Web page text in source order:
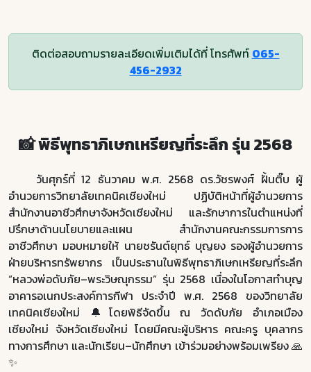
ติดต่อสอบถามรายละเอียดเพิ่มเติมได้ที่ โทรศัพท์ 065-
456-2932
📸 พิธีพุทธาภิเษกเหรียญที่ระลึก รุ่น 2568
วันศุกร์ที่ 12 ธันวาคม พ.ศ. 2568 ดร.วัชรพงศ์ ฝั้นติ๊บ ผู้
อำนวยการวิทยาลัยเทคนิคเชียงใหม่ ปฏิบัติหน้าที่ผู้อำนวยการ
สำนักงานอาชีวศึกษาจังหวัดเชียงใหม่ และรักษาการในตำแหน่งที่
ปรึกษาด้านนโยบายและแผน สำนักงานคณะกรรมการการ
อาชีวศึกษา มอบหมายให้ นายชรันต์ยุทธ์ บุญยง รองผู้อำนวยการ
ฝ่ายบริหารทรัพยากร เป็นประธานในพิธีพุทธาภิเษกเหรียญที่ระลึก
“หลวงพ่อดับภัย–พระวิษณุกรรม” รุ่น 2568 เนื่องในโอกาสทำบุญ
อาคารอเนกประสงค์การกีฬา ประจำปี พ.ศ. 2568 ของวิทยาลัย
เทคนิคเชียงใหม่ 🔔โดยพิธีจัดขึ้น ณ วัดดับภัย อำเภอเมือง
เชียงใหม่ จังหวัดเชียงใหม่ โดยมีคณะผู้บริหาร คณะครู บุคลากร
ทางการศึกษา และนักเรียน–นักศึกษา เข้าร่วมอย่างพร้อมเพรียง 🙏
✨